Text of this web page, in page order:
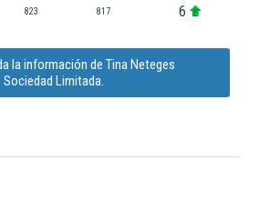
823 817 6
la información de Tina Neteges
Sociedad Limitada.